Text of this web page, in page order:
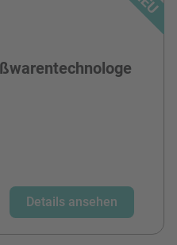
Details ansehen